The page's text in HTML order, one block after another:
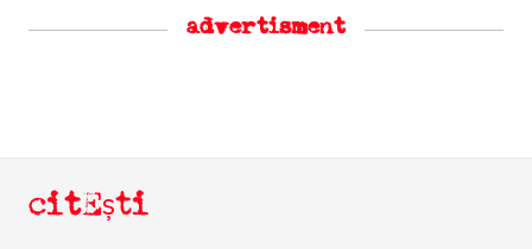
advertisment
citEști